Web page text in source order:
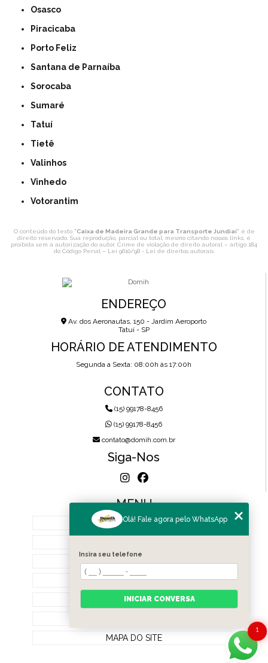
Osasco
Piracicaba
Porto Feliz
Santana de Parnaíba
Sorocaba
Sumaré
Tatuí
Tietê
Valinhos
Vinhedo
Votorantim
O conteúdo do texto "Caixa de Madeira Grande para Transporte Jundiaí" é de
direito reservado. Sua reprodução, parcial ou total, mesmo citando nossos links, é
proibida sem a autorização do autor. Crime de violação de direito autoral – artigo 184
do Código Penal – Lei 9610/98 - Lei de direitos autorais.
ENDEREÇO
Av. dos Aeronautas, 150 - Jardim Aeroporto
Tatuí - SP
HORÁRIO DE ATENDIMENTO
Segunda a Sexta: 08:00h às 17:00h
CONTATO
(15) 99178-8456
(15) 99178-8456
contato@domih.com.br
Siga-Nos
MENU
HOME
PRODUTOS
BLOG
CONTATO
MAPA DO SITE
1
Olá! Fale agora pelo WhatsApp
Insira seu telefone
INICIAR CONVERSA